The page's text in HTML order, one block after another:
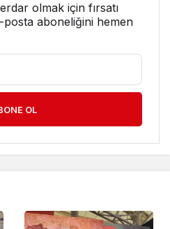
olmak için fırsatı
posta aboneliğini hemen
OL